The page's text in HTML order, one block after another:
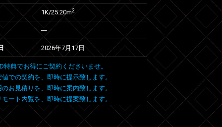
1K/25.20m2
---
2026年7月17日
特典でお得にご契約くださいませ。
での契約を、即時に提示致します。
お見積りを、即時に案内致します。
ート内覧を、即時に提案致します。